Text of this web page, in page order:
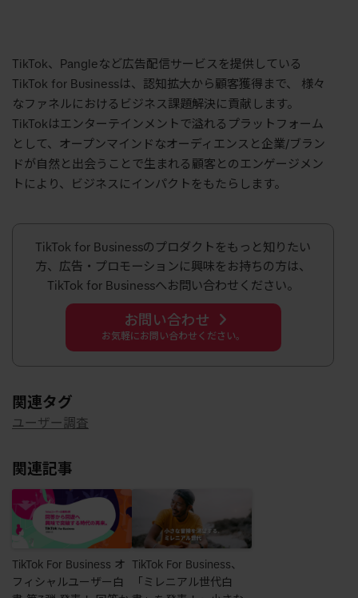
TikTok、Pangleなど広告配信サービスを提供している
TikTok for Businessは、認知拡大から顧客獲得まで、 様々
なファネルにおけるビジネス課題解決に貢献します。
TikTokはエンターテインメントで溢れるプラットフォーム
として、オープンマインドなオーディエンスと企業/ブラン
ドが自然と出会うことで生まれる顧客とのエンゲージメン
トにより、ビジネスにインパクトをもたらします。
TikTok for Businessのプロダクトをもっと知りたい
方、広告・プロモーションに興味をお持ちの方は、
TikTok for Businessへお問い合わせください。
お問い合わせ
お気軽にお問い合わせください。
関連タグ
ユーザー調査
関連記事
TikTok For Business オ
フィシャルユーザー白
TikTok For Business、
「ミレニアル世代白